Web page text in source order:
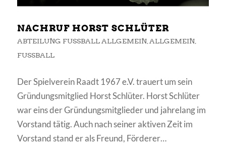
NACHRUF HORST SCHLÜTER
ABTEILUNG FUSSBALL ALLGEMEIN , ALLGEMEIN,
FUSSBALL
Der Spielverein Raadt 1967 e.V. trauert um sein
Gründungsmitglied Horst Schlüter. Horst Schlüter
war eins der Gründungsmitglieder und jahrelang im
Vorstand tätig. Auch nach seiner aktiven Zeit im
Vorstand stand er als Freund, Förderer…